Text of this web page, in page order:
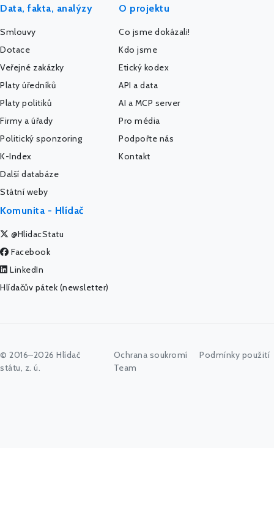
Data, fakta, analýzy
Smlouvy
Dotace
Veřejné zakázky
Platy úředníků
Platy politiků
Firmy a úřady
Politický sponzoring
K-Index
Další databáze
Státní weby
O projektu
Co jsme dokázali!
Kdo jsme
Etický kodex
API a data
AI a MCP server
Pro média
Podpořte nás
Kontakt
Komunita - Hlídač
@HlidacStatu
Facebook
LinkedIn
Hlídačův pátek (newsletter)
© 2016–2026 Hlídač
státu, z. ú.
Ochrana soukromí
Podmínky použití
Team